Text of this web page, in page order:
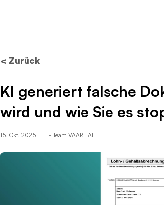
< Zurück
KI generiert falsche
wird und wie Sie es
15. Okt. 2025 - Team VAARHAFT